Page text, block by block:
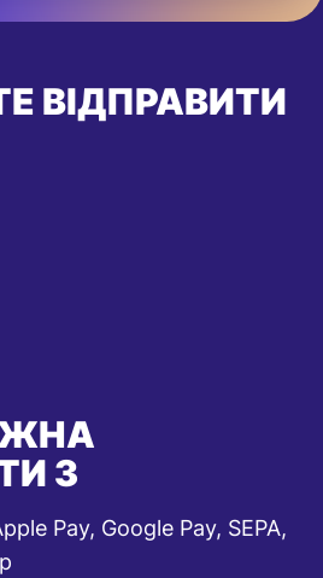
ВІДПРАВИТИ
З
Pay, Google Pay, SEPA,